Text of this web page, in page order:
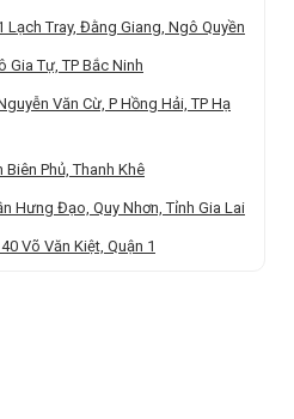
Lạch Tray, Đằng Giang, Ngô Quyền
Gia Tự, TP Bắc Ninh
Văn Cừ, P Hồng Hải, TP Hạ
Biên Phủ, Thanh Khê
Hưng Đạo, Quy Nhơn, Tỉnh Gia Lai
Võ Văn Kiệt, Quận 1